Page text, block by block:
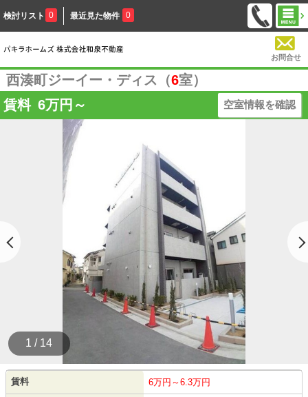
検討リスト 0 最近見た物件 0
お問合せ
西湊町ジーイー・ディス（6室）
賃料 6万円～ 空室情報を確認
1 / 14
賃料 6万円～6.3万円